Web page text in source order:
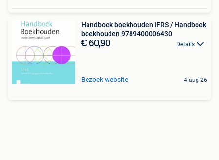
Handboek boekhouden IFRS / Handboek
boekhouden 9789400006430
€ 60,90 Details
Bezoek website 4 aug 26